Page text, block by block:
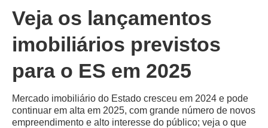
Veja os lançamentos
imobiliários previstos
para o ES em 2025
Mercado imobiliário do Estado cresceu em 2024 e pode
continuar em alta em 2025, com grande número de novos
empreendimento e alto interesse do público; veja o que